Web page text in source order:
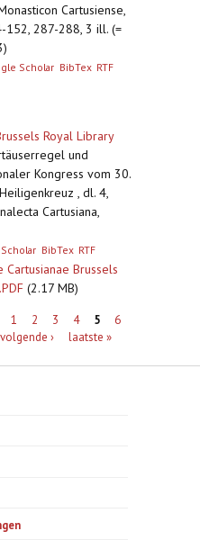
Cartusiense,
152, 287-288, 3 ill. (=
Scholar BibTex RTF
Royal Library
und
Kongress vom 30.
, dl. 4,
Cartusiana,
BibTex RTF
Cartusianae Brussels
(2.17 MB)
1 2 3 4 5
6
volgende › laatste »